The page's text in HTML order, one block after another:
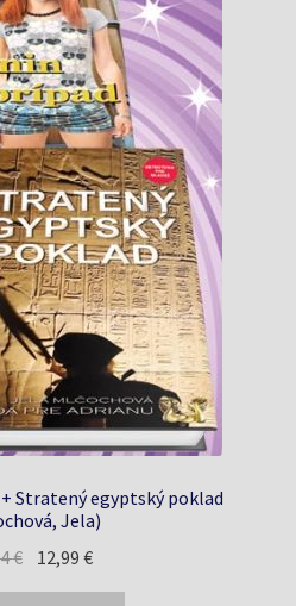
Stratený egyptský poklad
Jela)
€ Pôvodná
12,99€Aktuálna